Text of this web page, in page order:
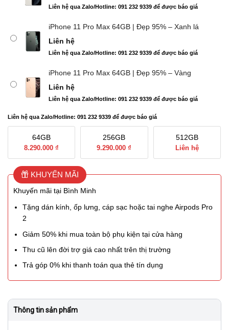
Liên hệ qua Zalo/Hotline: 091 232 9339 để được báo giá
iPhone 11 Pro Max 64GB | Đẹp 95% – Xanh lá
Liên hệ
Liên hệ qua Zalo/Hotline: 091 232 9339 để được báo giá
iPhone 11 Pro Max 64GB | Đẹp 95% – Vàng
Liên hệ
Liên hệ qua Zalo/Hotline: 091 232 9339 để được báo giá
Liên hệ qua Zalo/Hotline: 091 232 9339 để được báo giá
64GB
8.290.000 ₫
256GB
9.290.000 ₫
512GB
Liên hệ
KHUYẾN MÃI
Khuyến mãi tại Bình Minh
Tặng dán kính, ốp lưng, cáp sạc hoặc tai nghe Airpods Pro
2
Giảm 50% khi mua toàn bộ phụ kiện tại cửa hàng
Thu cũ lên đời trợ giá cao nhất trên thị trường
Trả góp 0% khi thanh toán qua thẻ tín dụng
Thông tin sản phẩm